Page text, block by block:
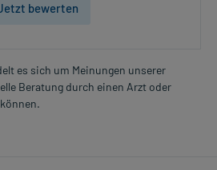
bewerten
es sich um Meinungen unserer
Beratung durch einen Arzt oder